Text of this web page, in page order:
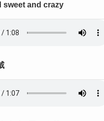
sweet and crazy